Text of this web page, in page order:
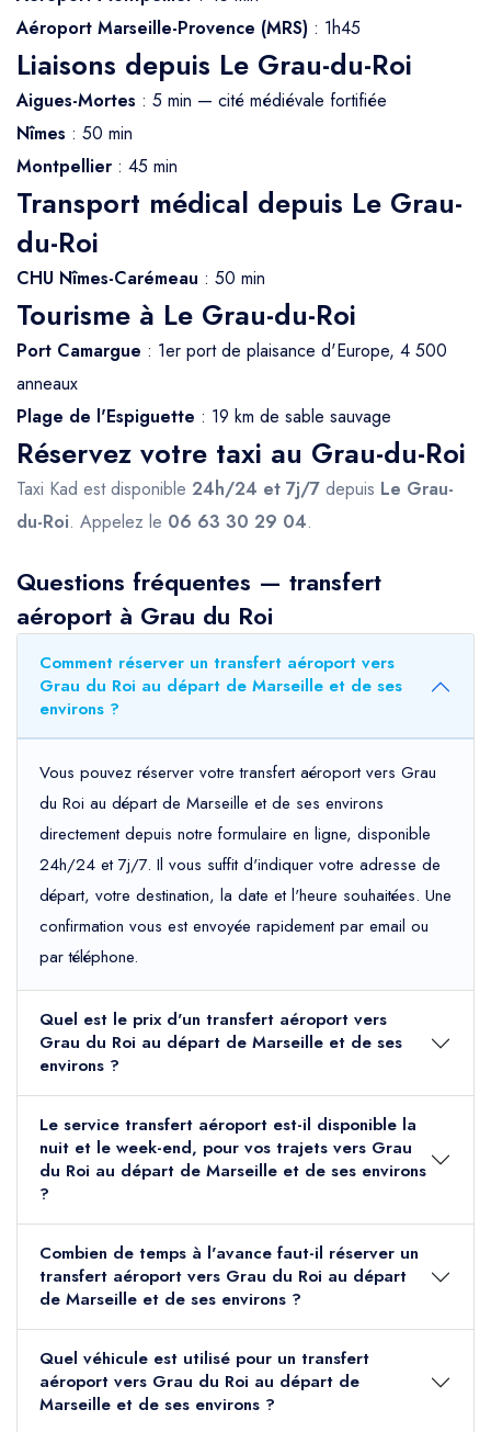
Aéroport Marseille-Provence (MRS) : 1h45
Liaisons depuis Le Grau-du-Roi
Aigues-Mortes : 5 min — cité médiévale fortifiée
Nîmes : 50 min
Montpellier : 45 min
Transport médical depuis Le Grau-
du-Roi
CHU Nîmes-Carémeau : 50 min
Tourisme à Le Grau-du-Roi
Port Camargue : 1er port de plaisance d'Europe, 4 500
anneaux
Plage de l'Espiguette : 19 km de sable sauvage
Réservez votre taxi au Grau-du-Roi
Taxi Kad est disponible 24h/24 et 7j/7 depuis Le Grau-
du-Roi. Appelez le 06 63 30 29 04.
Questions fréquentes — transfert
aéroport à Grau du Roi
Comment réserver un transfert aéroport vers
Grau du Roi au départ de Marseille et de ses
environs ?
Vous pouvez réserver votre transfert aéroport vers Grau
du Roi au départ de Marseille et de ses environs
directement depuis notre formulaire en ligne, disponible
24h/24 et 7j/7. Il vous suffit d'indiquer votre adresse de
départ, votre destination, la date et l'heure souhaitées. Une
confirmation vous est envoyée rapidement par email ou
par téléphone.
Quel est le prix d'un transfert aéroport vers
Grau du Roi au départ de Marseille et de ses
environs ?
Le service transfert aéroport est-il disponible la
nuit et le week-end, pour vos trajets vers Grau
du Roi au départ de Marseille et de ses environs
?
Combien de temps à l'avance faut-il réserver un
transfert aéroport vers Grau du Roi au départ
de Marseille et de ses environs ?
Quel véhicule est utilisé pour un transfert
aéroport vers Grau du Roi au départ de
Marseille et de ses environs ?